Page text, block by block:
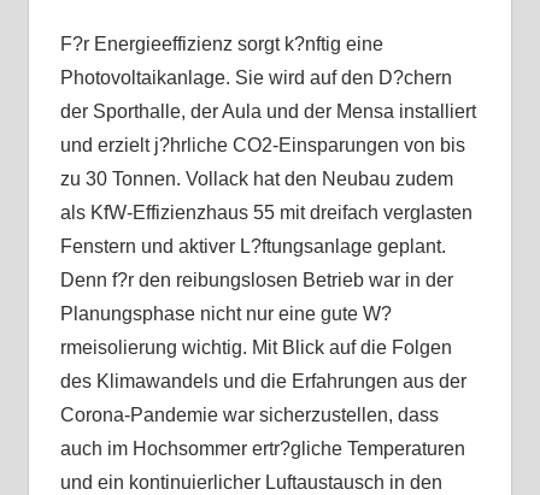
F?r Energieeffizienz sorgt k?nftig eine
Photovoltaikanlage. Sie wird auf den D?chern
der Sporthalle, der Aula und der Mensa installiert
und erzielt j?hrliche CO2-Einsparungen von bis
zu 30 Tonnen. Vollack hat den Neubau zudem
als KfW-Effizienzhaus 55 mit dreifach verglasten
Fenstern und aktiver L?ftungsanlage geplant.
Denn f?r den reibungslosen Betrieb war in der
Planungsphase nicht nur eine gute W?
rmeisolierung wichtig. Mit Blick auf die Folgen
des Klimawandels und die Erfahrungen aus der
Corona-Pandemie war sicherzustellen, dass
auch im Hochsommer ertr?gliche Temperaturen
und ein kontinuierlicher Luftaustausch in den